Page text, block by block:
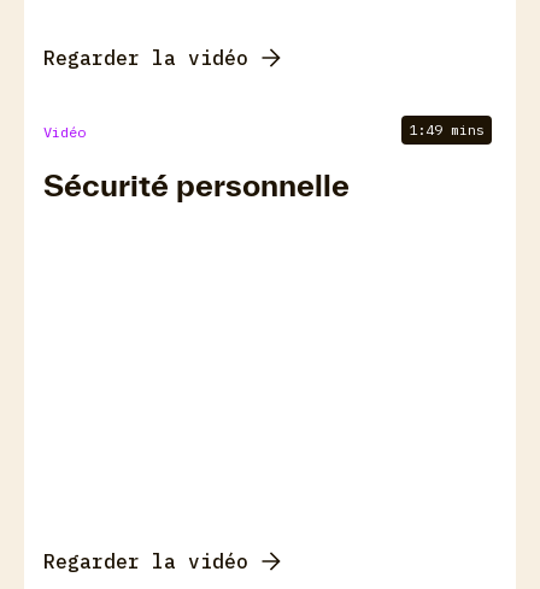
Regarder la vidéo
Vidéo 1:49 mins
Sécurité personnelle
Regarder la vidéo